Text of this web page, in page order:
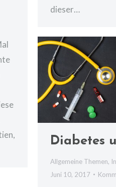
dieser…
Diabetes
Allgemeine Themen,
Juni 10, 2017